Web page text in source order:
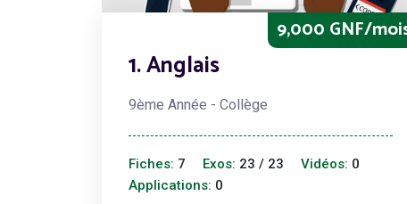
9,000 GNF/
1. Anglais
9ème Année - Collège
Fiches: 7 Exos: 23 / 23 Vidéos: 0
Applications: 0